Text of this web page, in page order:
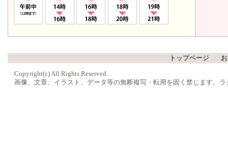
トップページ
Copyright(c) All Rights Reserved.
画像、文章、イラスト、データ等の無断複写・転用を固く禁じます。